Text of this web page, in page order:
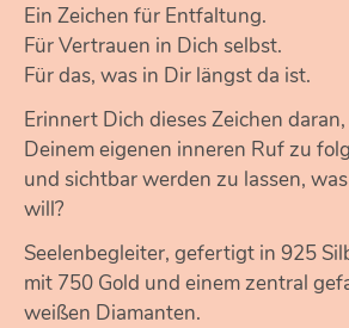
Ein Zeichen für Entfaltung.
Für Vertrauen in Dich selbst.
Für das, was in Dir längst da ist.
Erinnert Dich dieses Zeichen daran,
Deinem eigenen inneren Ruf zu
und sichtbar werden zu lassen,
will?
Seelenbegleiter, gefertigt in 925
mit 750 Gold und einem zentral
weißen Diamanten.